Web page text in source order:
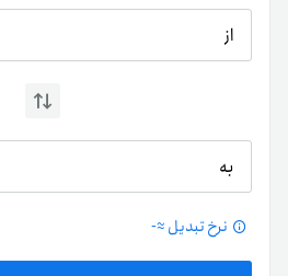
از
به
نرخ تبدیل ≈-